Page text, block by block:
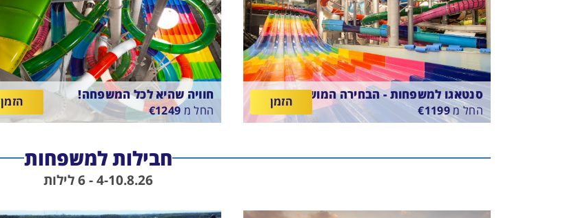
סנטאגו למשפחות - הבחירה המושלמת
החל מ €1199
הזמן
התאריכים,
חוויה שהיא לכל המשפחה!
החל מ €1249
הזמן
התאריכים,חבילות למשפחות
4-10.8.26 - 6 לילות